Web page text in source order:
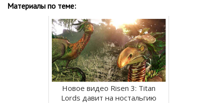
Материалы по теме:
Новое видео Risen 3: Titan
Lords давит на ностальгию